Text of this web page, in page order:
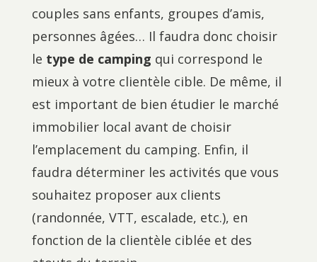
couples sans enfants, groupes d’amis,
personnes âgées… Il faudra donc choisir
le type de camping qui correspond le
mieux à votre clientèle cible. De même, il
est important de bien étudier le marché
immobilier local avant de choisir
l’emplacement du camping. Enfin, il
faudra déterminer les activités que vous
souhaitez proposer aux clients
(randonnée, VTT, escalade, etc.), en
fonction de la clientèle ciblée et des